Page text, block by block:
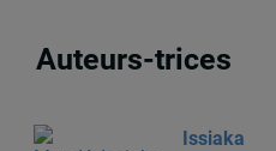
Auteurs-trices
Issiaka